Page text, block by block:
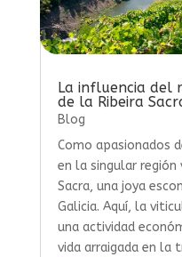
La influencia del
de la Ribeira
Blog
Como apasionados
en la singular región
Sacra, una joya
Galicia. Aquí, la
una actividad
vida arraigada en la